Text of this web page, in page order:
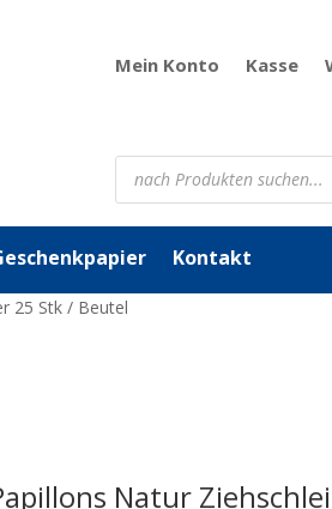
Mein Konto Kasse
Products
search
Kontakt
25 Stk / Beutel
Natur